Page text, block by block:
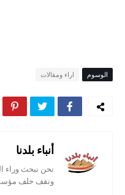
الوسوم اراء ومقالات
أنباء بلدنا
نحن نبحث وراء
ونقف خلف